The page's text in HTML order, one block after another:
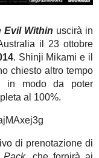
Evil Within uscirà in
il 23 ottobre
. Shinji Mikami e il
chiesto altro tempo
in modo da poter
al 100%.
di prenotazione di